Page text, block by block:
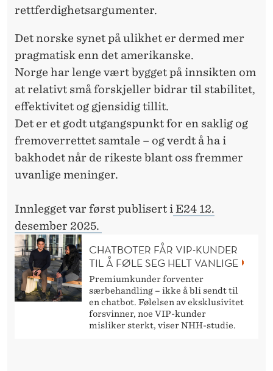
rettferdighetsargumenter.
Det norske synet på ulikhet er dermed mer
pragmatisk enn det amerikanske.
Norge har lenge vært bygget på innsikten om
at relativt små forskjeller bidrar til stabilitet,
effektivitet og gjensidig tillit.
Det er et godt utgangspunkt for en saklig og
fremoverrettet samtale – og verdt å ha i
bakhodet når de rikeste blant oss fremmer
uvanlige meninger.
Innlegget var først publisert i E24 12.
desember 2025.
CHATBOTER FÅR VIP-KUNDER
TIL Å FØLE SEG HELT VANLIGE
Premiumkunder forventer
særbehandling – ikke å bli sendt til
en chatbot. Følelsen av eksklusivitet
forsvinner, noe VIP-kunder
misliker sterkt, viser NHH-studie.